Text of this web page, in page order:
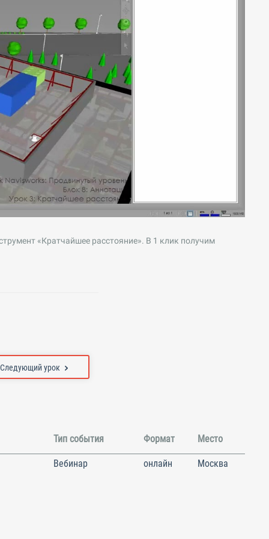
«Кратчайшее расстояние». В 1 клик получим
Следующий урок
Тип события Формат Место
Вебинар онлайн Москва